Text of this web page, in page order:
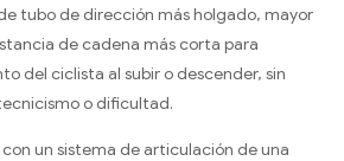
tubo de dirección más holgado, mayor
de cadena más corta para
del ciclista al subir o descender, sin
o dificultad.
un sistema de articulación de una